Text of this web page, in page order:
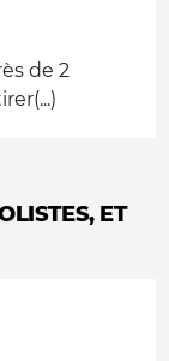
de 2
ET